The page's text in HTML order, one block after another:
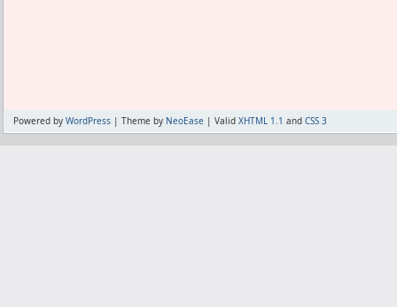
Powered by WordPress | Theme by NeoEase | Valid XHTML 1.1 and CSS 3